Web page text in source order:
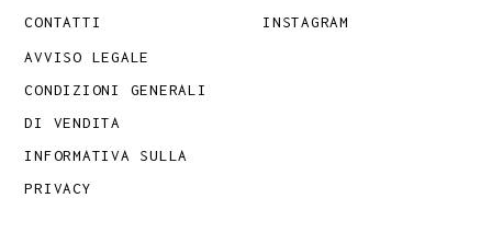
CONTATTI
AVVISO LEGALE
CONDIZIONI GENERALI
DI VENDITA
INFORMATIVA SULLA
PRIVACY
INSTAGRAM